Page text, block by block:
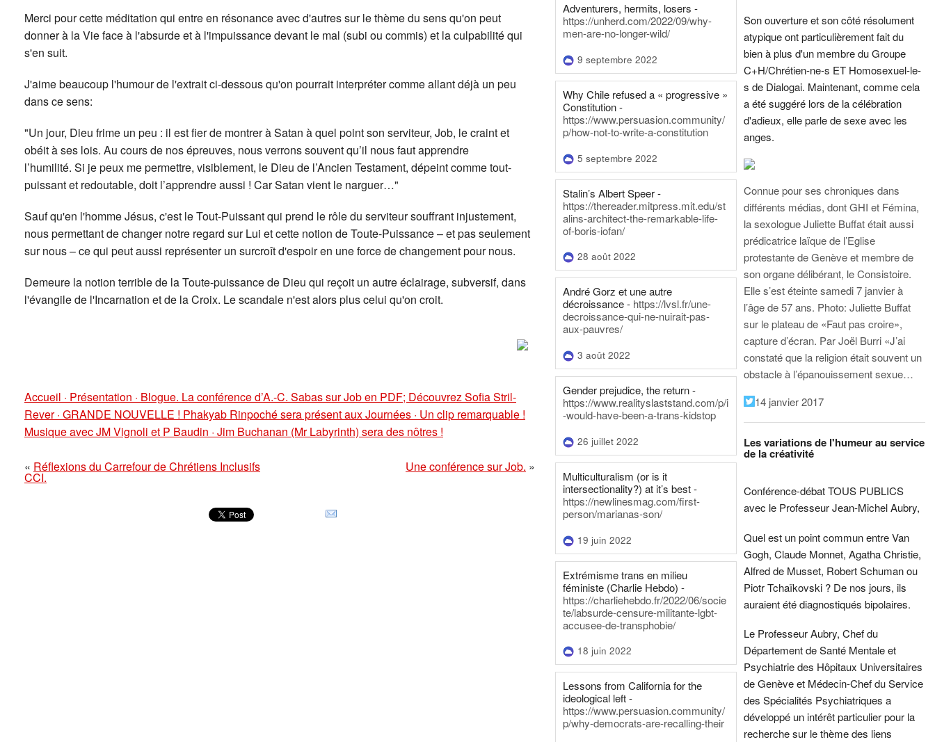
Merci pour cette méditation qui entre en résonance avec d'autres sur le thème du sens qu'on peut
donner à la Vie face à l'absurde et à l'impuissance devant le mal (subi ou commis) et la culpabilité qui
s'en suit.
J'aime beaucoup l'humour de l'extrait ci-dessous qu'on pourrait interpréter comme allant déjà un peu
dans ce sens:
"Un jour, Dieu frime un peu : il est fier de montrer à Satan à quel point son serviteur, Job, le craint et
obéit à ses lois. Au cours de nos épreuves, nous verrons souvent qu’il nous faut apprendre
l’humilité. Si je peux me permettre, visiblement, le Dieu de l’Ancien Testament, dépeint comme tout-
puissant et redoutable, doit l’apprendre aussi ! Car Satan vient le narguer…"
Sauf qu'en l'homme Jésus, c'est le Tout-Puissant qui prend le rôle du serviteur souffrant injustement,
nous permettant de changer notre regard sur Lui et cette notion de Toute-Puissance – et pas seulement
sur nous – ce qui peut aussi représenter un surcroît d'espoir en une force de changement pour nous.
Demeure la notion terrible de la Toute-puissance de Dieu qui reçoit un autre éclairage, subversif, dans
l'évangile de l'Incarnation et de la Croix. Le scandale n'est alors plus celui qu'on croit.
Accueil · Présentation · Blogue. La conférence d’A.-C. Sabas sur Job en PDF; Découvrez Sofia Stril-
Rever · GRANDE NOUVELLE ! Phakyab Rinpoché sera présent aux Journées · Un clip remarquable !
Musique avec JM Vignoli et P Baudin · Jim Buchanan (Mr Labyrinth) sera des nôtres !
« Réflexions du Carrefour de Chrétiens Inclusifs
CCI.
Une conférence sur Job. »
Adventurers, hermits, losers -
https://unherd.com/2022/09/why-
men-are-no-longer-wild/
9 septembre 2022
Why Chile refused a « progressive »
Constitution -
https://www.persuasion.community/
p/how-not-to-write-a-constitution
5 septembre 2022
Stalin’s Albert Speer -
https://thereader.mitpress.mit.edu/st
alins-architect-the-remarkable-life-
of-boris-iofan/
28 août 2022
André Gorz et une autre
décroissance - https://lvsl.fr/une-
decroissance-qui-ne-nuirait-pas-
aux-pauvres/
3 août 2022
Gender prejudice, the return -
https://www.realityslaststand.com/p/i
-would-have-been-a-trans-kidstop
26 juillet 2022
Multiculturalism (or is it
intersectionality?) at it’s best -
https://newlinesmag.com/first-
person/marianas-son/
19 juin 2022
Extrémisme trans en milieu
féministe (Charlie Hebdo) -
https://charliehebdo.fr/2022/06/socie
te/labsurde-censure-militante-lgbt-
accusee-de-transphobie/
18 juin 2022
Lessons from California for the
ideological left -
https://www.persuasion.community/
p/why-democrats-are-recalling-their
Son ouverture et son côté résolument
atypique ont particulièrement fait du
bien à plus d'un membre du Groupe
C+H/Chrétien-ne-s ET Homosexuel-le-
s de Dialogai. Maintenant, comme cela
a été suggéré lors de la célébration
d'adieux, elle parle de sexe avec les
anges.
Connue pour ses chroniques dans
différents médias, dont GHI et Fémina,
la sexologue Juliette Buffat était aussi
prédicatrice laïque de l’Eglise
protestante de Genève et membre de
son organe délibérant, le Consistoire.
Elle s’est éteinte samedi 7 janvier à
l’âge de 57 ans. Photo: Juliette Buffat
sur le plateau de «Faut pas croire»,
capture d’écran. Par Joël Burri «J’ai
constaté que la religion était souvent un
obstacle à l’épanouissement sexue…
14 janvier 2017
Les variations de l'humeur au service
de la créativité
Conférence-débat TOUS PUBLICS
avec le Professeur Jean-Michel Aubry,
Quel est un point commun entre Van
Gogh, Claude Monnet, Agatha Christie,
Alfred de Musset, Robert Schuman ou
Piotr Tchaïkovski ? De nos jours, ils
auraient été diagnostiqués bipolaires.
Le Professeur Aubry, Chef du
Département de Santé Mentale et
Psychiatrie des Hôpitaux Universitaires
de Genève et Médecin-Chef du Service
des Spécialités Psychiatriques a
développé un intérêt particulier pour la
recherche sur le thème des liens